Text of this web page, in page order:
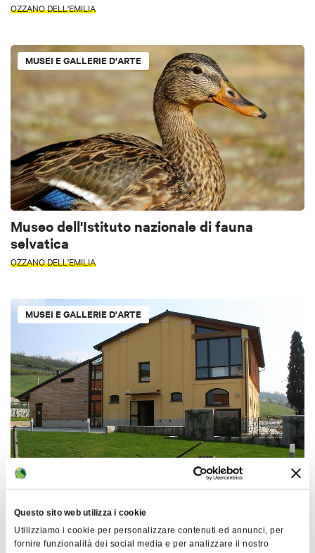
Questo sito web utilizza i cookie
Utilizziamo i cookie per personalizzare contenuti ed annunci, per
fornire funzionalità dei social media e per analizzare il nostro
OZZANO DELL'EMILIA
MUSEI E GALLERIE D'ARTE
Museo dell'Istituto nazionale di fauna
selvatica
OZZANO DELL'EMILIA
MUSEI E GALLERIE D'ARTE
Museo di Arti e Mestieri Pietro Lazzarini
MUSEI E GALLERIE D'ARTE